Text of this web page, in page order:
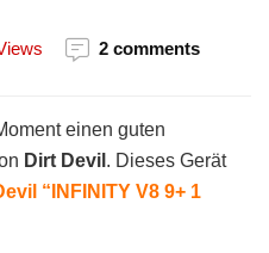
2 comments
einen guten
Dirt Devil . Dieses Gerät
“INFINITY V8 9+ 1